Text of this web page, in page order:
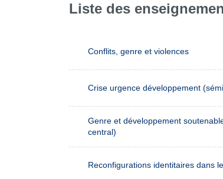
Liste des
Conflits, genre et violences
Crise urgence développement
Genre et développement
central)
Reconfigurations identitaires dans